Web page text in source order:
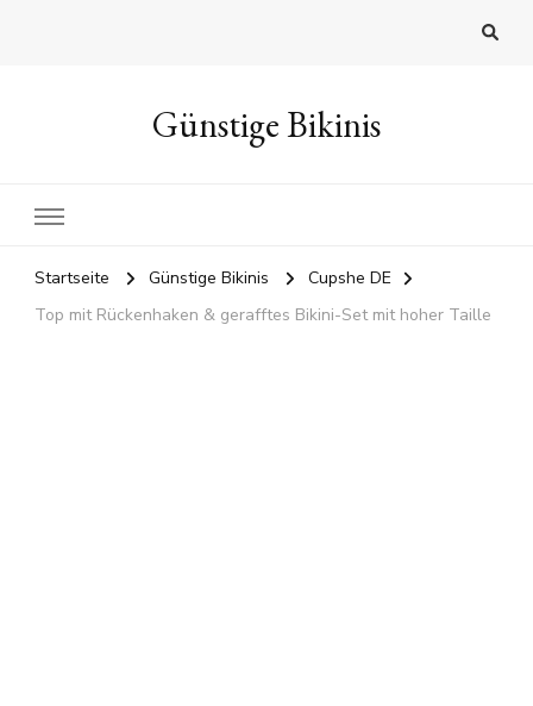
Günstige Bikinis
Startseite Günstige Bikinis
Cupshe DE
Top mit Rückenhaken & gerafftes Bikini-Set mit hoher Taille